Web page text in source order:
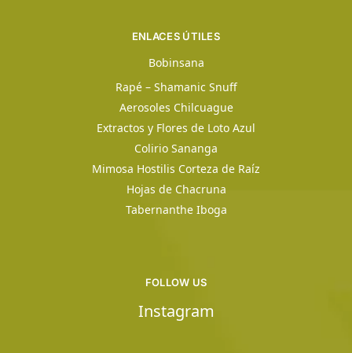
ENLACES ÚTILES
Bobinsana
Rapé – Shamanic Snuff
Aerosoles Chilcuague
Extractos y Flores de Loto Azul
Colirio Sananga
Mimosa Hostilis Corteza de Raíz
Hojas de Chacruna
Tabernanthe Iboga
FOLLOW US
Instagram